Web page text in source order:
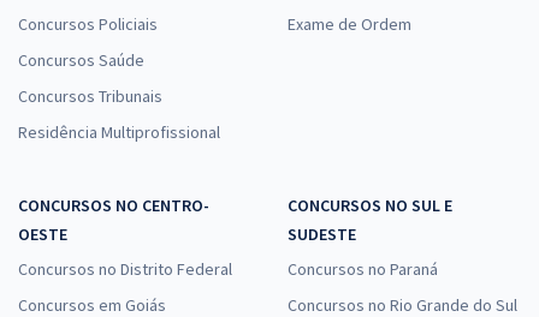
Concursos Policiais
Concursos Saúde
Concursos Tribunais
Residência Multiprofissional
Exame de Ordem
CONCURSOS NO CENTRO-
OESTE
Concursos no Distrito Federal
Concursos em Goiás
CONCURSOS NO SUL E
SUDESTE
Concursos no Paraná
Concursos no Rio Grande do Sul